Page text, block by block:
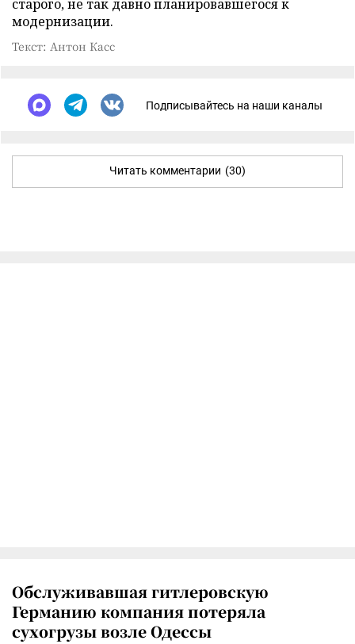
старого, не так давно планировавшегося к
модернизации.
Текст: Антон Касс
Подписывайтесь на наши каналы
Читать комментарии (30)
Обслуживавшая гитлеровскую
Германию компания потеряла
сухогрузы возле Одессы